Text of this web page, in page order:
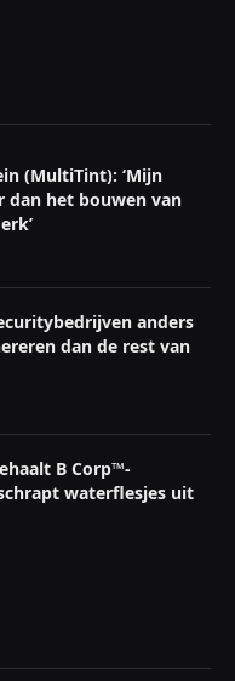
(MultiTint): ‘Mijn
dan het bouwen van
anders
dan de rest van
B Corp™-
waterflesjes uit